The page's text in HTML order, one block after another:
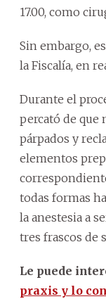
17.00, como
Sin embargo,
la Fiscalía, en
Durante el
percató de que
párpados y
elementos
todas formas
la anestesia a
tres frascos de
Le puede
praxis y lo